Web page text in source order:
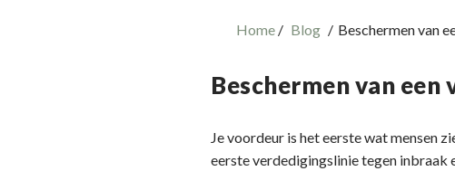
Home Blog Beschermen van
Beschermen van
Je voordeur is het eerste wat mensen
eerste verdedigingslinie tegen inbraak